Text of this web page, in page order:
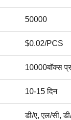
50000
$0.02/PCS
10000बॉक्स
10-15 दिन
डी/ए, एल/सी,